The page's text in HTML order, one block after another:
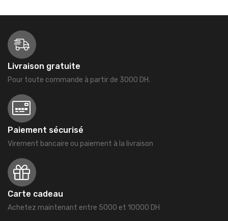
Livraison gratuite
Pour toute commande à partir de 3000 DH.
Paiement sécurisé
Virement bancaire ou paiement à la livraison
Carte cadeau
Achetez maintenant entre 5000 et 10000 DH